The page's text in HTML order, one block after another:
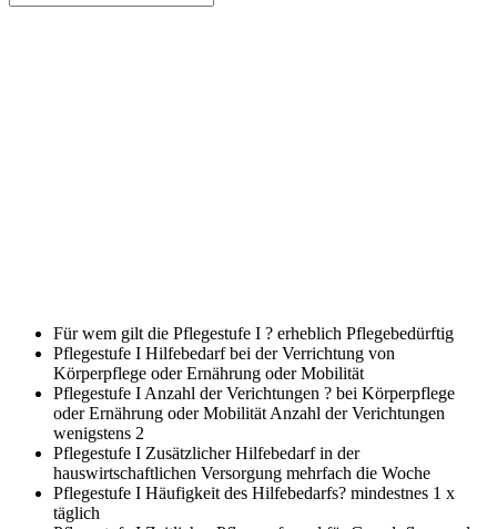
Für wem gilt die Pflegestufe I ? erheblich Pflegebedürftig
Pflegestufe I Hilfebedarf bei der Verrichtung von
Körperpflege oder Ernährung oder Mobilität
Pflegestufe I Anzahl der Verichtungen ? bei Körperpflege
oder Ernährung oder Mobilität Anzahl der Verichtungen
wenigstens 2
Pflegestufe I Zusätzlicher Hilfebedarf in der
hauswirtschaftlichen Versorgung mehrfach die Woche
Pflegestufe I Häufigkeit des Hilfebedarfs? mindestnes 1 x
täglich